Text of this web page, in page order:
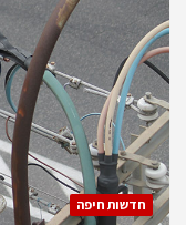
חדשות חיפה